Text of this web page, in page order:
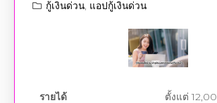
ตั้งแต่
อายุ 20-80 ปี